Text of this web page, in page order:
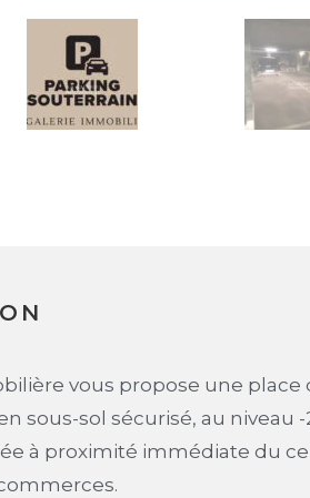
vous propose une place
sous-sol sécurisé, au niveau -
à proximité immédiate du